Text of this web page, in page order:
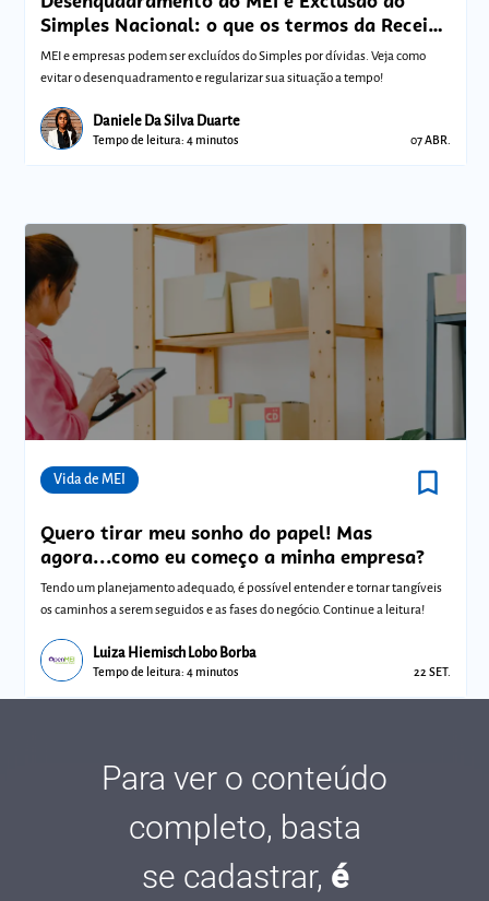
Simples Nacional: o que os termos da Receita
Federal significam para sua empresa?
MEI e empresas podem ser excluídos do Simples por dívidas. Veja como
evitar o desenquadramento e regularizar sua situação a tempo!
Daniele Da Silva Duarte
Tempo de leitura: 4 minutos 07 ABR.
Vida de MEI bookmark_border
Quero tirar meu sonho do papel! Mas
agora...como eu começo a minha empresa?
Tendo um planejamento adequado, é possível entender e tornar tangíveis
os caminhos a serem seguidos e as fases do negócio. Continue a leitura!
Luiza Hiemisch Lobo Borba
Tempo de leitura: 4 minutos 22 SET.
Para ver o conteúdo
completo, basta
se cadastrar, é